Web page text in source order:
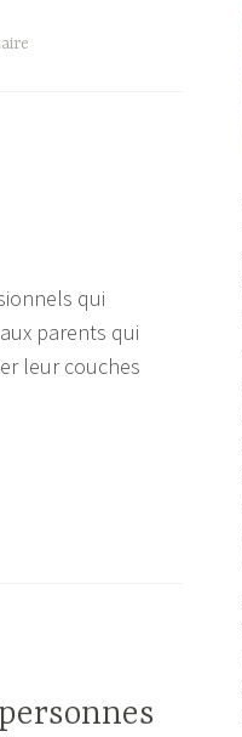
qui
parents qui
leur couches